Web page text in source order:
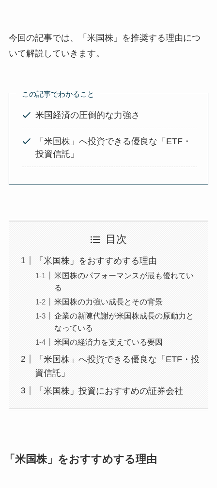
今回の記事では、「米国株」を推奨する理由につ
いて解説していきます。
この記事でわかること
米国経済の圧倒的な力強さ
「米国株」へ投資できる優良な「ETF・
投資信託」
目次
「米国株」をおすすめする理由
米国株のパフォーマンスが最も優れてい
る
米国株の力強い成長とその背景
企業の新陳代謝が米国株成長の原動力と
なっている
米国の経済力を支えている要因
「米国株」へ投資できる優良な「ETF・投
資信託」
「米国株」投資におすすめの証券会社
「米国株」をおすすめする理由